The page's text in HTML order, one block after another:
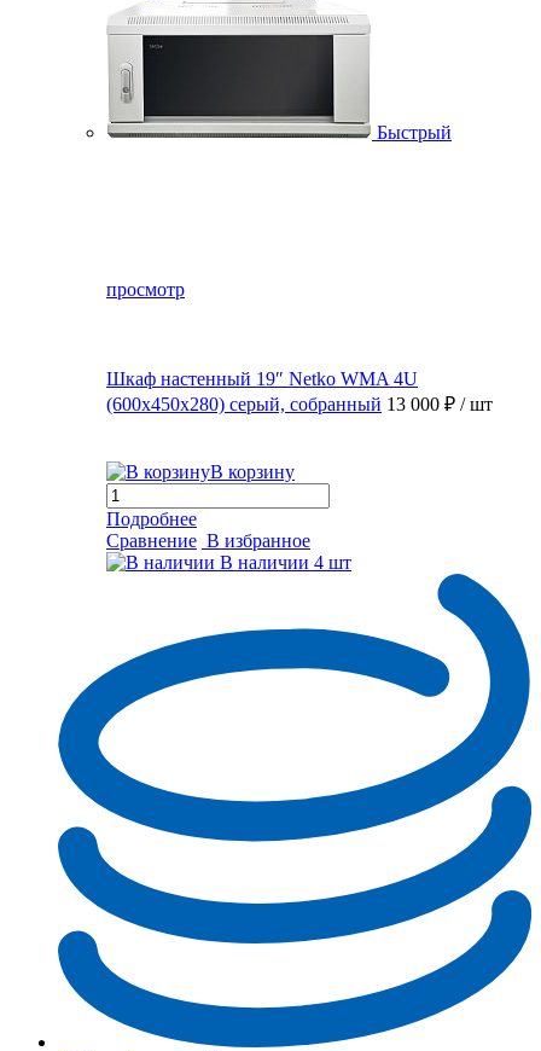
Быстрый
просмотр
Шкаф настенный 19″ Netko WMA 4U
(600x450x280) серый, собранный 13 000 ₽ / шт
В корзину
Подробнее
Сравнение В избранное
В наличии 4 шт